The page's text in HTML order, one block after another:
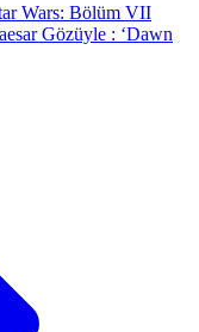
Wars: Bölüm VII
Gözüyle : ‘Dawn